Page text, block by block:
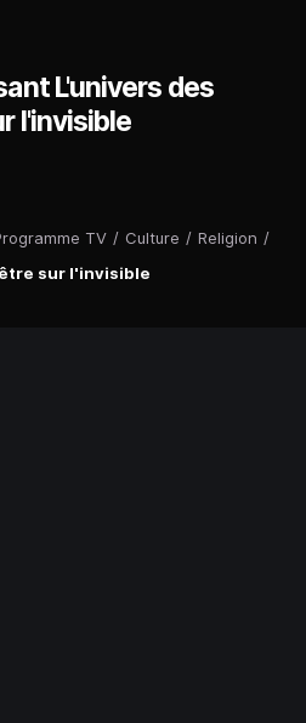
TV / Culture / Religion /
sur l'invisible
L'univers des
l'invisible